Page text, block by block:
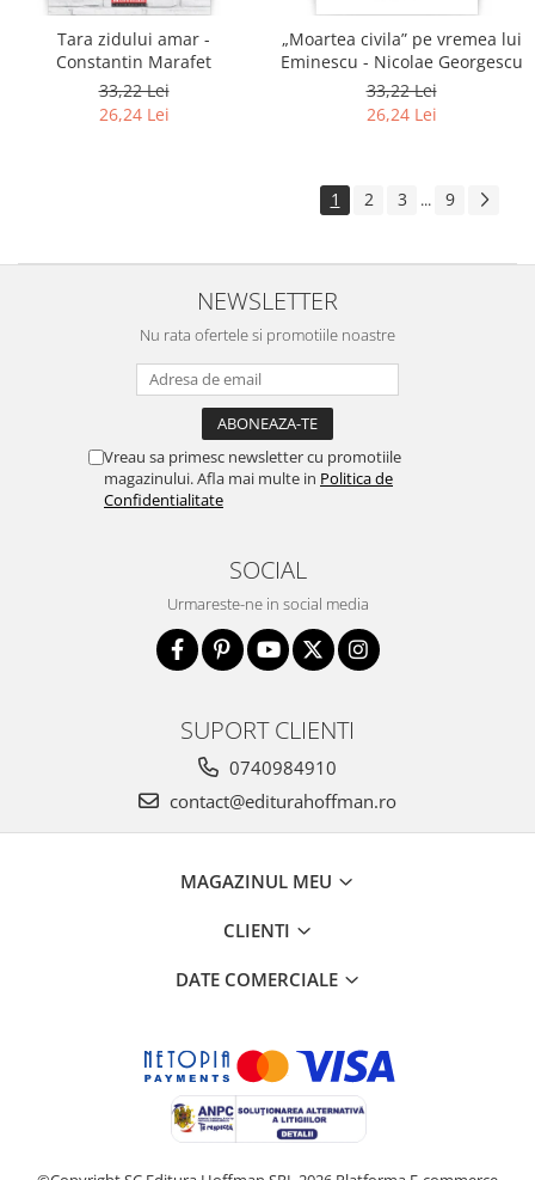
Tara zidului amar -
Constantin Marafet
33,22 Lei
26,24 Lei
„Moartea civila” pe vremea lui
Eminescu - Nicolae Georgescu
33,22 Lei
26,24 Lei
1 2 3 ... 9
NEWSLETTER
Nu rata ofertele si promotiile noastre
Vreau sa primesc newsletter cu promotiile
magazinului. Afla mai multe in Politica de
Confidentialitate
SOCIAL
Urmareste-ne in social media
SUPORT CLIENTI
0740984910
contact@editurahoffman.ro
MAGAZINUL MEU
CLIENTI
DATE COMERCIALE